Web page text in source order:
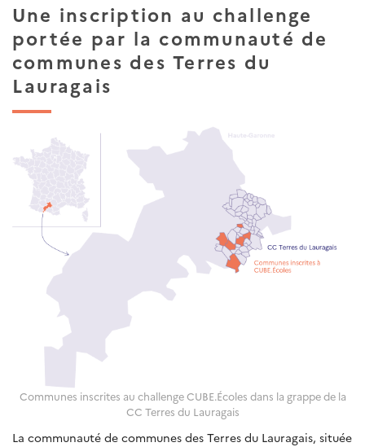
Une inscription au challenge
portée par la communauté de
communes des Terres du
Lauragais
Communes inscrites au challenge CUBE.Écoles dans la grappe de la
CC Terres du Lauragais
La communauté de communes des Terres du Lauragais, située